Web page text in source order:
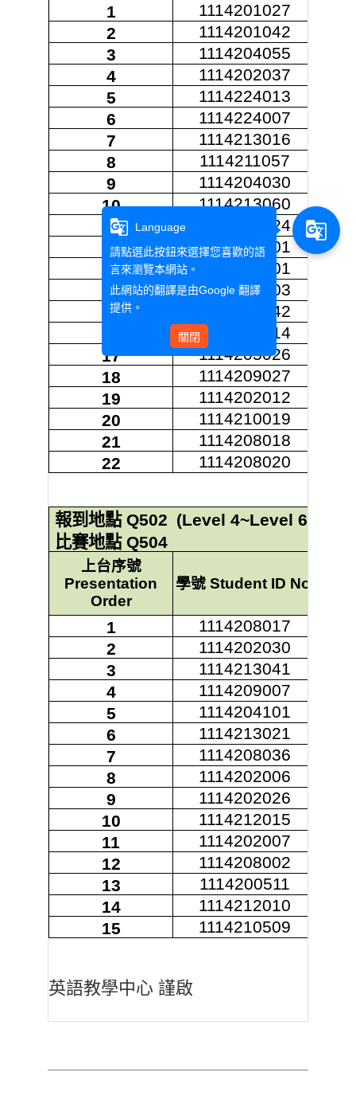
1
1114201027
2
1114201042
3
1114204055
4
1114202037
5
1114224013
6
1114224007
7
1114213016
8
1114211057
9
1114204030
10
1114213060
11
1114210024
12
1114204501
13
1114201001
14
1114202003
15
1114210042
1114208014
17
1114205026
18
1114209027
19
1114202012
20
1114210019
21
1114208018
22
1114208020
報到地點 Q502 (Level 4~Level 6)
比賽地點Q504
上台序號
Presentation
Order
學號Student ID No.
1
1114208017
2
1114202030
3
1114213041
4
1114209007
5
1114204101
6
1114213021
7
1114208036
8
1114202006
9
1114202026
10
1114212015
11
1114202007
12
1114208002
13
1114200511
14
1114212010
15
1114210509
英語教學中心 謹啟
g_translate
Language
請點選此按鈕來選擇您喜歡的語
言來瀏覽本網站。
此網站的翻譯是由Google 翻譯
提供。
關閉
g_translate